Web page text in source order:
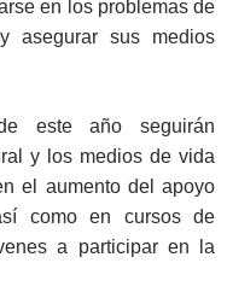
en los problemas de
asegurar sus medios
este año seguirán
y los medios de vida
el aumento del apoyo
como en cursos de
a participar en la